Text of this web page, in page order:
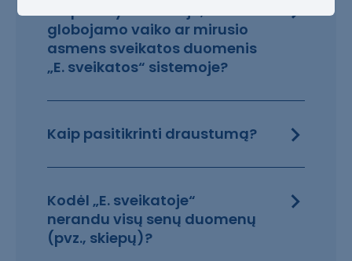
Kaip matyti artimojo,
globojamo vaiko ar mirusio
asmens sveikatos duomenis
„E. sveikatos“ sistemoje?
Kaip pasitikrinti draustumą?
Kodėl „E. sveikatoje“
nerandu visų senų duomenų
(pvz., skiepų)?